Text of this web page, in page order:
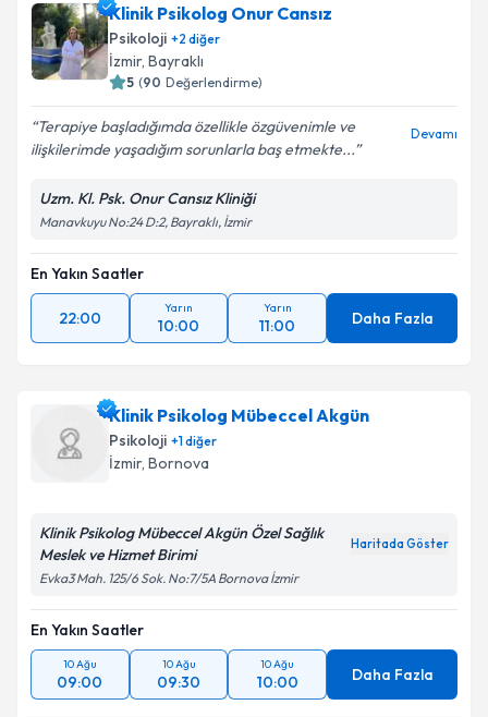
Klinik Psikolog Onur Cansız
Psikoloji +2 diğer
İzmir, Bayraklı
5 (90 Değerlendirme)
Terapiye başladığımda özellikle özgüvenimle ve
ilişkilerimde yaşadığım sorunlarla baş etmekte...
Devamı
Uzm. Kl. Psk. Onur Cansız Kliniği
Manavkuyu No:24 D:2, Bayraklı, İzmir
En Yakın Saatler
22:00
Yarın
10:00
Yarın
11:00 Daha Fazla
Klinik Psikolog Mübeccel Akgün
Psikoloji +1diğer
İzmir, Bornova
Klinik Psikolog Mübeccel Akgün Özel Sağlık
Meslek ve Hizmet Birimi
Haritada Göster
Evka3 Mah. 125/6 Sok. No:7/5A Bornova İzmir
En Yakın Saatler
10 Ağu
09:00
10 Ağu
09:30
10 Ağu
10:00 Daha Fazla